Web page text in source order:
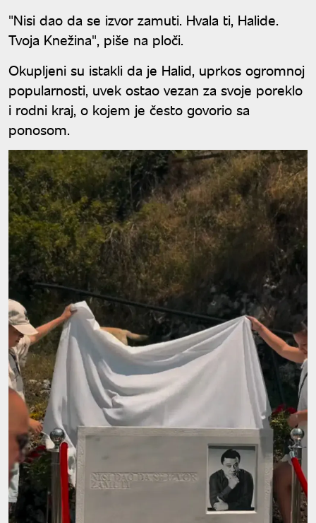
"Nisi dao da se izvor zamuti. Hvala ti, Halide.
Tvoja Knežina", piše na ploči.
Okupljeni su istakli da je Halid, uprkos ogromnoj
popularnosti, uvek ostao vezan za svoje poreklo
i rodni kraj, o kojem je često govorio sa
ponosom.